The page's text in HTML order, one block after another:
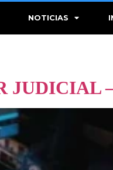
NOTICIAS
JUDICIAL